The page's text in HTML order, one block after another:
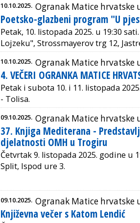
10.10.2025. Ogranak Matice hrvatske
Poetsko-glazbeni program "U
Petak, 10. listopada 2025. u 19:30
Lojzeku", Strossmayerov trg 12,
10.10.2025. Ogranak Matice hrvatske
4. VEČERI OGRANKA MATICE
Petak i subota 10. i 11. listopada
- Tolisa.
09.10.2025. Ogranak Matice hrvatske
37. Knjiga Mediterana -
djelatnosti OMH u Trogiru
Četvrtak 9. listopada 2025. godine u
Split, Ispod ure 3.
09.10.2025. Ogranak Matice hrvatske
Književna večer s Katom Lendić